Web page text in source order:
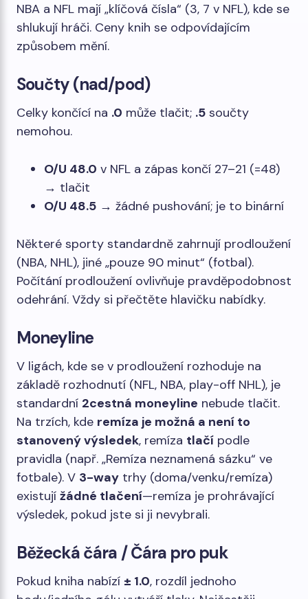
NBA a NFL mají „klíčová čísla“ (3, 7 v NFL), kde se
shlukují hráči. Ceny knih se odpovídajícím
způsobem mění.
Součty (nad/pod)
Celky končící na .0 může tlačit; .5 součty
nemohou.
O/U 48.0 v NFL a zápas končí 27–21 (=48)
→ tlačit
O/U 48.5 → žádné pushování; je to binární
Některé sporty standardně zahrnují prodloužení
(NBA, NHL), jiné „pouze 90 minut“ (fotbal).
Počítání prodloužení ovlivňuje pravděpodobnost
odehrání. Vždy si přečtěte hlavičku nabídky.
Moneyline
V ligách, kde se v prodloužení rozhoduje na
základě rozhodnutí (NFL, NBA, play-off NHL), je
standardní 2cestná moneyline nebude tlačit.
Na trzích, kde remíza je možná a není to
stanovený výsledek, remíza tlačí podle
pravidla (např. „Remíza neznamená sázku“ ve
fotbale). V 3-way trhy (doma/venku/remíza)
existují žádné tlačení—remíza je prohrávající
výsledek, pokud jste si ji nevybrali.
Běžecká čára / Čára pro puk
Pokud kniha nabízí ± 1.0, rozdíl jednoho